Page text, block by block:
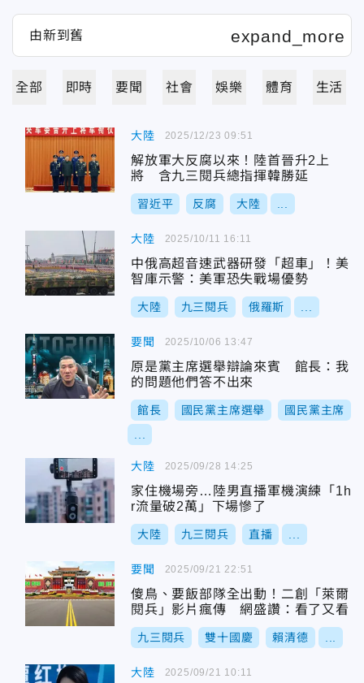
全部 即時 要聞 社會 娛樂 體育 生活
大陸
解放軍大反腐以來！陸首晉升2上
將 含九三閱兵總指揮韓勝延
習近平 反腐 大陸
2025/12/23 09:51
大陸
中俄高超音速武器研發「超車」！美
智庫示警：美軍恐失戰場優勢
大陸 九三閱兵 俄羅斯
2025/10/11 16:11
要聞
原是黨主席選舉辯論來賓 館長：我
的問題他們答不出來
館長 國民黨主席選舉 國民黨主席
2025/10/06 13:47
大陸
家住機場旁…陸男直播軍機演練「1h
r流量破2萬」下場慘了
大陸 九三閱兵 直播
2025/09/28 14:25
要聞
傻鳥、要飯部隊全出動！二創「萊爾
閱兵」影片瘋傳 網盛讚：看了又看
九三閱兵 雙十國慶 賴清德
2025/09/21 22:51
大陸 2025/09/21 10:11